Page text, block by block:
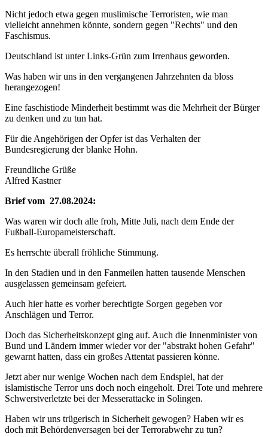
Nicht jedoch etwa gegen muslimische Terroristen, wie man
vielleicht annehmen könnte, sondern gegen "Rechts" und den
Faschismus.
Deutschland ist unter Links-Grün zum Irrenhaus geworden.
Was haben wir uns in den vergangenen Jahrzehnten da bloss
herangezogen!
Eine faschistiode Minderheit bestimmt was die Mehrheit der Bürger
zu denken und zu tun hat.
Für die Angehörigen der Opfer ist das Verhalten der
Bundesregierung der blanke Hohn.
Freundliche Grüße
Alfred Kastner
Brief vom 27.08.2024:
Was waren wir doch alle froh, Mitte Juli, nach dem Ende der
Fußball-Europameisterschaft.
Es herrschte überall fröhliche Stimmung.
In den Stadien und in den Fanmeilen hatten tausende Menschen
ausgelassen gemeinsam gefeiert.
Auch hier hatte es vorher berechtigte Sorgen gegeben vor
Anschlägen und Terror.
Doch das Sicherheitskonzept ging auf. Auch die Innenminister von
Bund und Ländern immer wieder vor der "abstrakt hohen Gefahr"
gewarnt hatten, dass ein großes Attentat passieren könne.
Jetzt aber nur wenige Wochen nach dem Endspiel, hat der
islamistische Terror uns doch noch eingeholt. Drei Tote und mehrere
Schwerstverletzte bei der Messerattacke in Solingen.
Haben wir uns trügerisch in Sicherheit gewogen? Haben wir es
doch mit Behördenversagen bei der Terrorabwehr zu tun?